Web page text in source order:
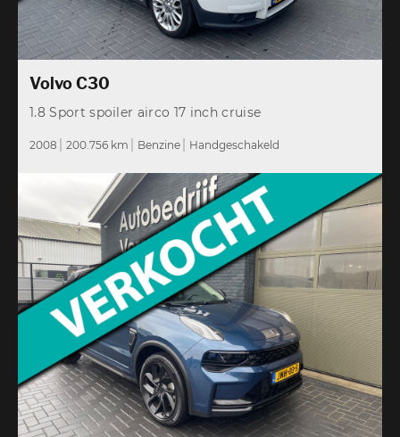
Volvo C30
1.8 Sport spoiler airco 17 inch cruise
2008 200.756 km Benzine Handgeschakeld